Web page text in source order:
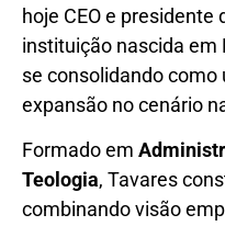
hoje CEO e presidente
instituição nascida em
se consolidando
expansão no cenário
Formado em
Teologia, Tavares
combinando visão